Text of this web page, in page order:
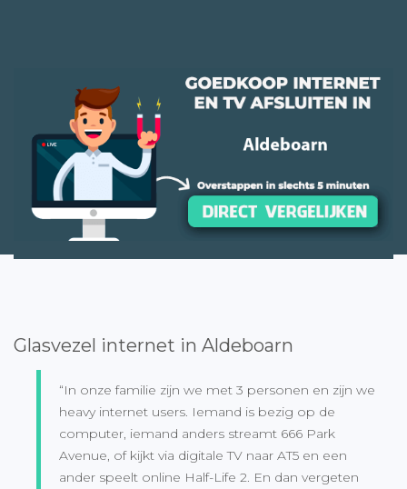
Glasvezel internet in Aldeboarn
“In onze familie zijn we met 3 personen en zijn we
heavy internet users. Iemand is bezig op de
computer, iemand anders streamt 666 Park
Avenue, of kijkt via digitale TV naar AT5 en een
ander speelt online Half-Life 2. En dan vergeten